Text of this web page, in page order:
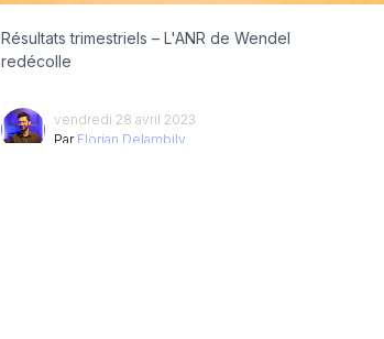
Résultats trimestriels – L'ANR de Wendel
redécolle
vendredi 28 avril 2023
Par Florian Delambily